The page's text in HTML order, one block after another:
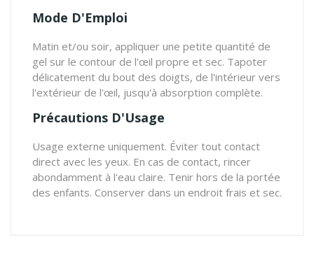
Mode D'Emploi
Matin et/ou soir, appliquer une petite quantité de
gel sur le contour de l'œil propre et sec. Tapoter
délicatement du bout des doigts, de l'intérieur vers
l'extérieur de l'œil, jusqu'à absorption complète.
Précautions D'Usage
Usage externe uniquement. Éviter tout contact
direct avec les yeux. En cas de contact, rincer
abondamment à l'eau claire. Tenir hors de la portée
des enfants. Conserver dans un endroit frais et sec.